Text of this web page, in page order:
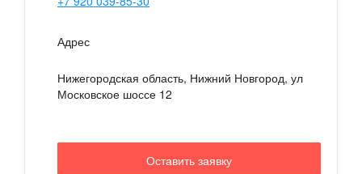
Адрес
Нижегородская область, Нижний Новгород, ул
Московское шоссе 12
Оставить заявку